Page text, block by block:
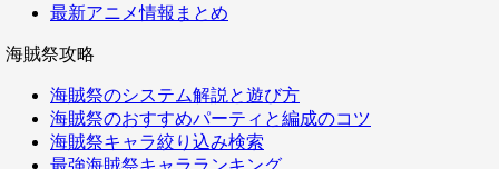
最新アニメ情報まとめ
海賊祭攻略
海賊祭のシステム解説と遊び方
海賊祭のおすすめパーティと編成のコツ
海賊祭キャラ絞り込み検索
最強海賊祭キャラランキング